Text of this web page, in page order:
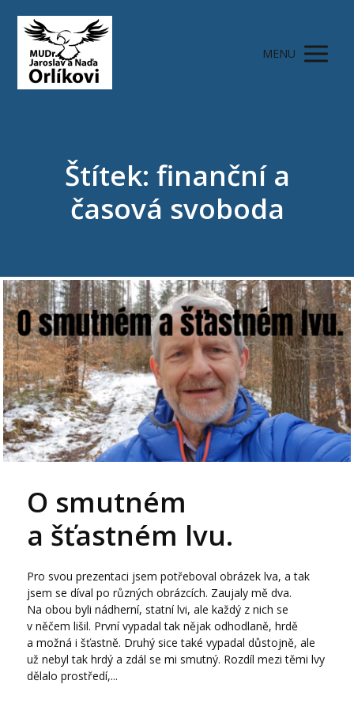
MENU
Štítek: finanční a
časová svoboda
O smutném
a šťastném lvu.
Pro svou prezentaci jsem potřeboval obrázek lva, a tak
jsem se díval po různých obrázcích. Zaujaly mě dva.
Na obou byli nádherní, statní lvi, ale každý z nich se
v něčem lišil. První vypadal tak nějak odhodlaně, hrdě
a možná i šťastně. Druhý sice také vypadal důstojně, ale
už nebyl tak hrdý a zdál se mi smutný. Rozdíl mezi těmi lvy
dělalo prostředí,...